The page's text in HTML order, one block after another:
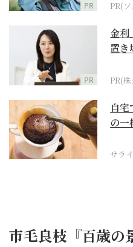
PR PR(
PR
金利
置き
PR(
自
の
サライ
市毛良枝『百歳の